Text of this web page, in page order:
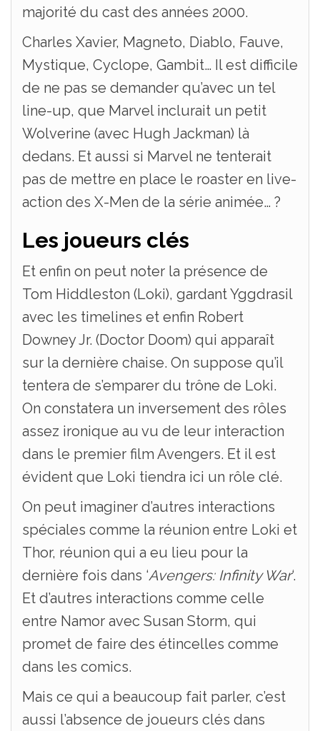
majorité du cast des années 2000.
Charles Xavier, Magneto, Diablo, Fauve,
Mystique, Cyclope, Gambit… Il est difficile
de ne pas se demander qu’avec un tel
line-up, que Marvel inclurait un petit
Wolverine (avec Hugh Jackman) là
dedans. Et aussi si Marvel ne tenterait
pas de mettre en place le roaster en live-
action des X-Men de la série animée… ?
Les joueurs clés
Et enfin on peut noter la présence de
Tom Hiddleston (Loki), gardant Yggdrasil
avec les timelines et enfin Robert
Downey Jr. (Doctor Doom) qui apparaît
sur la dernière chaise. On suppose qu’il
tentera de s’emparer du trône de Loki.
On constatera un inversement des rôles
assez ironique au vu de leur interaction
dans le premier film Avengers. Et il est
évident que Loki tiendra ici un rôle clé.
On peut imaginer d’autres interactions
spéciales comme la réunion entre Loki et
Thor, réunion qui a eu lieu pour la
dernière fois dans ‘Avengers: Infinity War‘.
Et d’autres interactions comme celle
entre Namor avec Susan Storm, qui
promet de faire des étincelles comme
dans les comics.
Mais ce qui a beaucoup fait parler, c’est
aussi l’absence de joueurs clés dans